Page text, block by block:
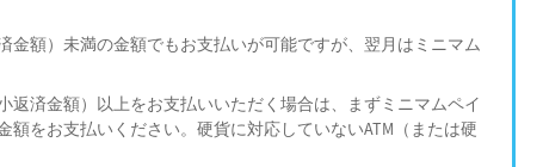
額）未満の金額でもお支払いが可能ですが、翌月はミニマム
済金額）以上をお支払いいただく場合は、まずミニマムペイ
をお支払いください。硬貨に対応していないATM（または硬
ノーロード投資信託の達人スマホアプリ